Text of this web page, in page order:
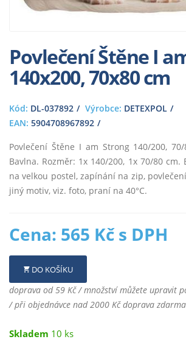
Povlečení Štěne I
140x200, 70x80 cm
Kód: DL-037892 Výrobce: DETEXPOL
EAN: 5904708967892
Povlečení Štěne I am Strong 140/200,
Bavlna. Rozměr: 1x 140/200, 1x 70/80 cm.
na velkou postel, zapínání na zip,
jiný motiv, viz. foto, praní na 40°C.
Cena: 565 Kč s DPH
DO KOŠÍKU
doprava od 59 Kč / množství můžete upravit
/ při objednávce nad 2000 Kč doprava zdarma
Skladem 10 ks